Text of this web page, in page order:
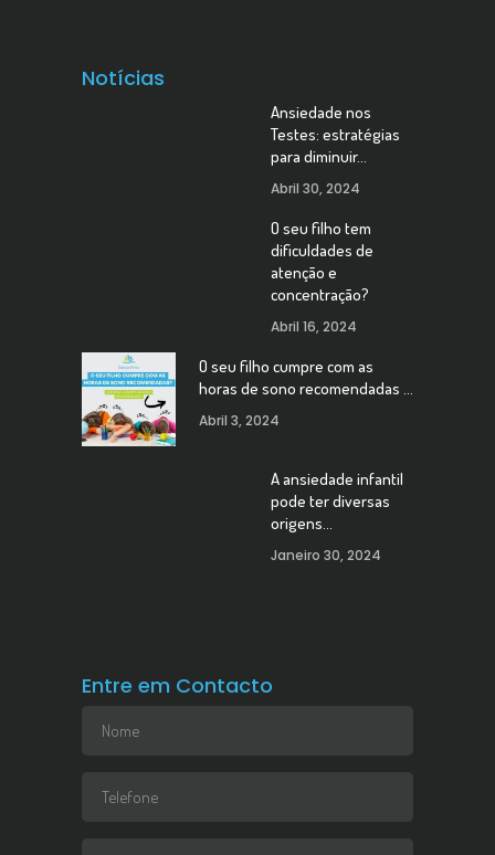
Notícias
Ansiedade nos
Testes: estratégias
para diminuir…
Abril 30, 2024
O seu filho tem
dificuldades de
atenção e
concentração?
Abril 16, 2024
O seu filho cumpre com as
horas de sono recomendadas …
Abril 3, 2024
A ansiedade infantil
pode ter diversas
origens…
Janeiro 30, 2024
Entre em Contacto